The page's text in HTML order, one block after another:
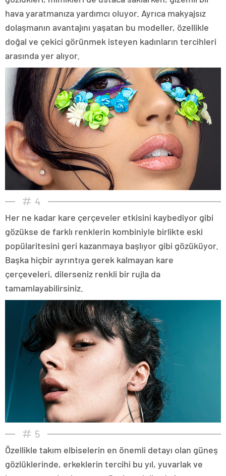
hava yaratmanıza yardımcı oluyor. Ayrıca makyajsız
dolaşmanın avantajını yaşatan bu modeller, özellikle
doğal ve çekici görünmek isteyen kadınların tercihleri
arasında yer alıyor.
4
Her ne kadar kare çerçeveler etkisini kaybediyor gibi
gözükse de farklı renklerin kombiniyle birlikte eski
popülaritesini geri kazanmaya başlıyor gibi gözüküyor.
Başka hiçbir ayrıntıya gerek kalmayan kare
çerçeveleri, dilerseniz renkli bir rujla da
tamamlayabilirsiniz.
5
Özellikle takım elbiselerin en önemli detayı olan güneş
gözlüklerinde, erkeklerin tercihi bu yıl, yuvarlak ve